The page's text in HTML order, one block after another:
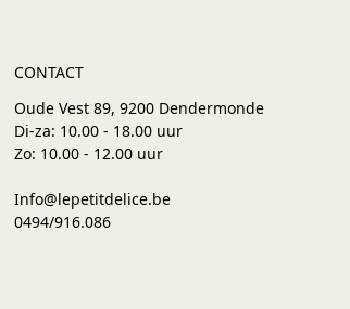
CONTACT
Oude Vest 89, 9200 Dendermonde
Di-za: 10.00 - 18.00 uur
Zo: 10.00 - 12.00 uur
Info@lepetitdelice.be
0494/916.086